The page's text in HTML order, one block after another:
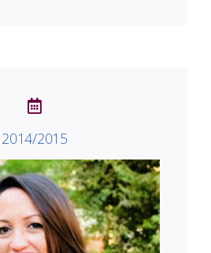
2014/2015